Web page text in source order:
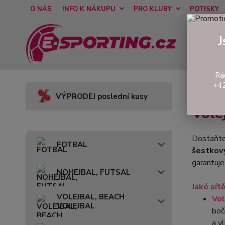
O NÁS INFO K NÁKUPU PRO KLUBY POTISKY
VÝPRODEJ poslední kusy
FOTBAL
NOHEJBAL, FUTSAL
VOLEJBAL, BEACH
VOLEJBAL
Jaké